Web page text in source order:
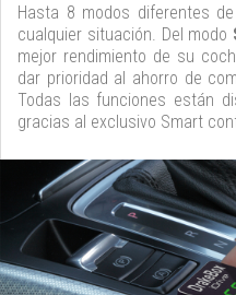
Hasta 8 modos diferentes
cualquier situación. Del modo
mejor rendimiento de su
dar prioridad al ahorro de
Todas las funciones están
gracias al exclusivo Smart